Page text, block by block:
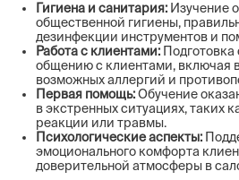
Гигиена и санитария: Изучение
общественной гигиены,
дезинфекции инструментов и
Работа с клиентами: Подготовка
общению с клиентами, включая
возможных аллергий и
Первая помощь:Обучение
в экстренных ситуациях, таких
реакции или травмы.
Психологические аспекты:
эмоционального комфорта
доверительной атмосферы в